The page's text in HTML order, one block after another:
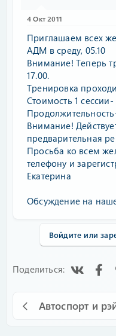
4 Окт 2011
Приглашаем всех
АДМ в среду, 05.10
Внимание! Теперь
17.00.
Тренировка
Стоимость 1 сессии-
Внимание!
предварительная
Просьба ко всем
телефону и
Екатерина
Обсуждение на
Войдите или
Поделиться:
Автоспорт и